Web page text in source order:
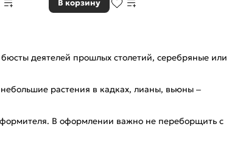
В корзину
деятелей прошлых столетий, серебряные или
растения в кадках, лианы, вьюны –
В оформлении важно не переборщить с